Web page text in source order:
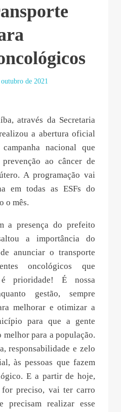
de 2021
através da Secretaria
a abertura oficial
nacional que
ao câncer de
A programação vai
em todas as ESFs do
o mês.
a presença do prefeito
a importância do
anunciar o transporte
oncológicos que
é prioridade! É nossa
gestão, sempre
melhorar e otimizar a
para que a gente
melhor para a população.
responsabilidade e zelo
às pessoas que fazem
E a partir de hoje,
preciso, vai ter carro
precisam realizar esse